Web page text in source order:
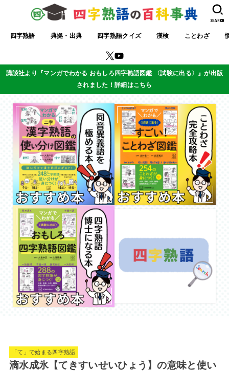
四字熟語 典拠・出典 四字熟語クイズ 漢検 ことわざ
SEARCH
講談社より『マンガでわかる おもしろ四字熟語図鑑 〈試験に出る〉』が出版
されました！詳細はこちら
「て」で始まる四字熟語
滴水成氷【てきすいせいひょう】の意味と使い